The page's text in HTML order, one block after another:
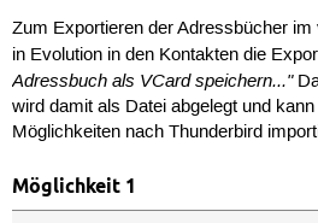
Zum Exportieren der Adressbücher
in Evolution in den Kontakten die
Adressbuch als VCard speichern..."
wird damit als Datei abgelegt und
Möglichkeiten nach Thunderbird
Möglichkeit 1